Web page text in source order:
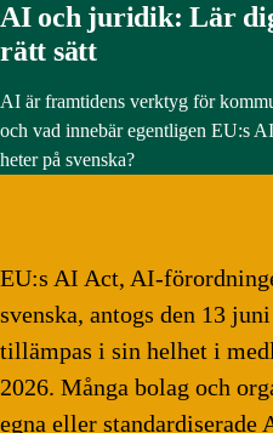
AI och juridik: Lär
rätt sätt
AI är framtidens verktyg för
och vad innebär egentligen EU:s
heter på svenska?
EU:s AI Act, AI-
svenska, antogs den 13
tillämpas i sin helhet i
2026. Många bolag och
egna eller